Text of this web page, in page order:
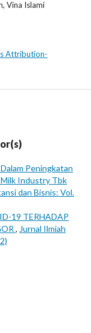
Vina Islami
Attribution-
Peningkatan
Milk Industry Tbk
dan Bisnis: Vol.
19 TERHADAP
, Jurnal Ilmiah